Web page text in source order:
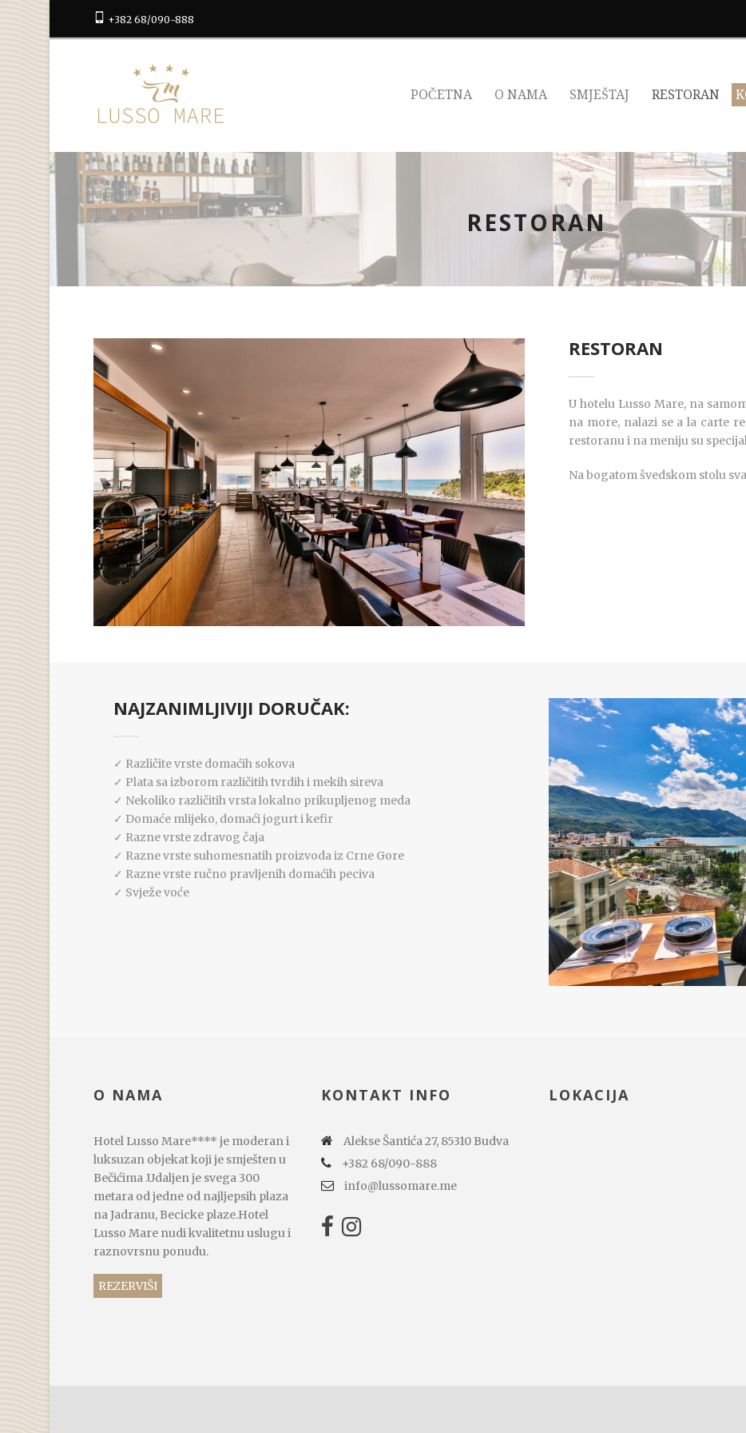
+382 68/090-888
POČETNA O NAMA SMJEŠTAJ RESTORAN
RESTORAN
RESTORAN
U hotelu Lusso Mare, na
na more, nalazi se a la carte
restoranu i na meniju su
Na bogatom švedskom stolu
NAJZANIMLJIVIJI DORUČAK:
✓ Različite vrste domaćih sokova
✓ Plata sa izborom različitih tvrdih i mekih sireva
✓ Nekoliko različitih vrsta lokalno prikupljenog meda
✓ Domaće mlijeko, domaći jogurt i kefir
✓ Razne vrste zdravog čaja
✓ Razne vrste suhomesnatih proizvoda iz Crne Gore
✓ Razne vrste ručno pravljenih domaćih peciva
✓ Svježe voće
O NAMA
Hotel Lusso Mare**** je moderan i
luksuzan objekat koji je smješten u
Bečićima .Udaljen je svega 300
metara od jedne od najljepsih plaza
na Jadranu, Becicke plaze.Hotel
Lusso Mare nudi kvalitetnu uslugu i
raznovrsnu ponudu.
REZERVIŠI
KONTAKT INFO
Alekse Šantića 27, 85310 Budva
+382 68/090-888
info@lussomare.me
LOKACIJA